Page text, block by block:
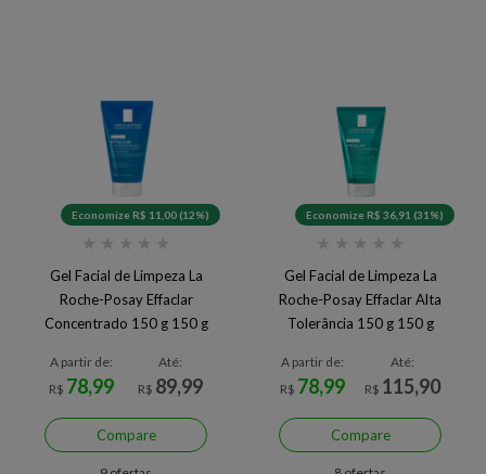
Economize R$ 11,00 (12%)
★ ★ ★ ★ ★
Gel Facial de Limpeza La
Roche-Posay Effaclar
Concentrado 150 g 150 g
A partir de:
R$ 78,99
Até:
R$ 89,99
Compare
Economize R$ 36,91 (31%)
★ ★ ★ ★ ★
Gel Facial de Limpeza La
Roche-Posay Effaclar Alta
Tolerância 150 g 150 g
A partir de:
R$ 78,99
Até:
R$ 115,90
Compare